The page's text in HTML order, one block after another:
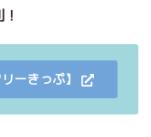
ーきっぷ】